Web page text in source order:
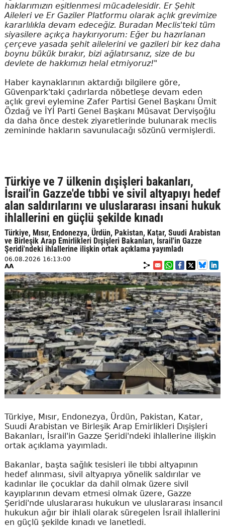
haklarımızın eşitlenmesi mücadelesidir. Er Şehit
Aileleri ve Er Gaziler Platformu olarak açlık grevimize
kararlılıkla devam edeceğiz. Buradan Meclis'teki tüm
siyasilere açıkça haykırıyorum: Eğer bu hazırlanan
çerçeve yasada şehit ailelerini ve gazileri bir kez daha
boynu bükük bırakır, bizi ağlatırsanız, size de bu
devlete de hakkımızı helal etmiyoruz!"
Haber kaynaklarının aktardığı bilgilere göre,
Güvenpark'taki çadırlarda nöbetleşe devam eden
açlık grevi eylemine Zafer Partisi Genel Başkanı Ümit
Özdağ ve İYİ Parti Genel Başkanı Müsavat Dervişoğlu
da daha önce destek ziyaretlerinde bulunarak meclis
zemininde hakların savunulacağı sözünü vermişlerdi.
Türkiye ve 7 ülkenin dışişleri bakanları,
İsrail'in Gazze'de tıbbi ve sivil altyapıyı hedef
alan saldırılarını ve uluslararası insani hukuk
ihlallerini en güçlü şekilde kınadı
Türkiye, Mısır, Endonezya, Ürdün, Pakistan, Katar, Suudi Arabistan
ve Birleşik Arap Emirlikleri Dışişleri Bakanları, İsrail'in Gazze
Şeridi'ndeki ihlallerine ilişkin ortak açıklama yayımladı
06.08.2026 16:13:00
AA
Türkiye, Mısır, Endonezya, Ürdün, Pakistan, Katar,
Suudi Arabistan ve Birleşik Arap Emirlikleri Dışişleri
Bakanları, İsrail'in Gazze Şeridi'ndeki ihlallerine ilişkin
ortak açıklama yayımladı.
Bakanlar, başta sağlık tesisleri ile tıbbi altyapının
hedef alınması, sivil altyapıya yönelik saldırılar ve
kadınlar ile çocuklar da dahil olmak üzere sivil
kayıplarının devam etmesi olmak üzere, Gazze
Şeridi'nde uluslararası hukukun ve uluslararası insancıl
hukukun ağır bir ihlali olarak süregelen İsrail ihlallerini
en güçlü şekilde kınadı ve lanetledi.